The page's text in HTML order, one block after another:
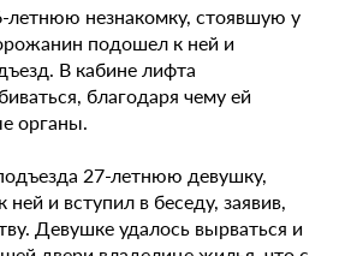
незнакомку, стоявшую у
подошел к ней и
В кабине лифта
благодаря чему ей
органы.
27-летнюю девушку,
и вступил в беседу, заявив,
Девушке удалось вырваться и